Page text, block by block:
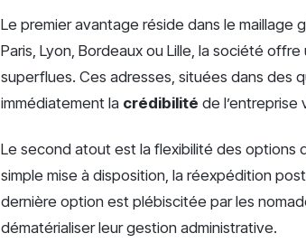
Le premier avantage réside dans le maillage
Paris, Lyon, Bordeaux ou Lille, la société
superflues. Ces adresses, situées dans des
immédiatement la crédibilité de l’entreprise
Le second atout est la flexibilité des options
simple mise à disposition, la réexpédition
dernière option est plébiscitée par les
dématérialiser leur gestion administrative.